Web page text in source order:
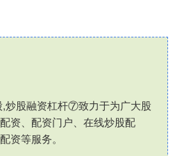
,炒股融资杠杆⑦致力于为广大股
资、配资门户、在线炒股配
资等服务。